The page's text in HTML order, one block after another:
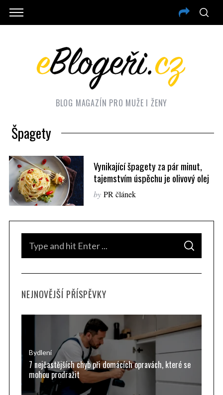
BLOG MAGAZÍN PRO MUŽE I ŽENY
Špagety
Vynikající špagety za pár minut,
tajemstvím úspěchu je olivový olej
by PR článek
c
S
A
C
NEJNOVĚJŠÍ PŘÍSPĚVKY
Bydlení
7 nejčastějších chyb při domácích opravách, které se
mohou prodražit